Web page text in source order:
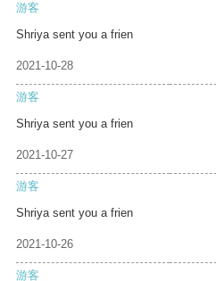
游客
Shriya sent you a frien
2021-10-28
游客
Shriya sent you a frien
2021-10-27
游客
Shriya sent you a frien
2021-10-26
游客